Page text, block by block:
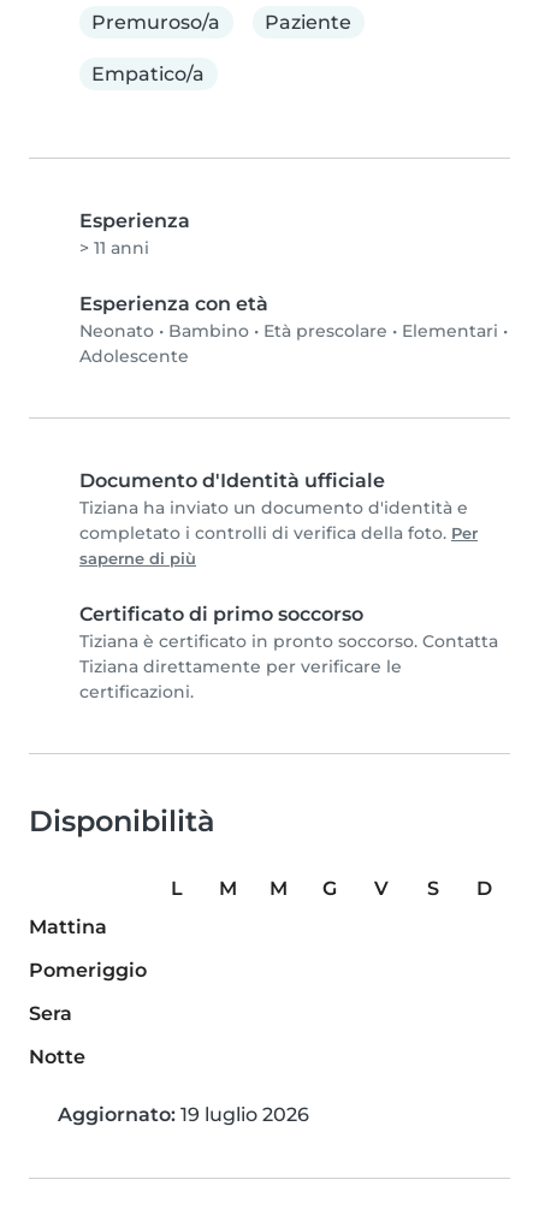
Premuroso/a
Paziente
Empatico/a
Esperienza
> 11 anni
Esperienza con età
Neonato • Bambino • Età prescolare • Elementari •
Adolescente
Documento d'Identità ufficiale
Tiziana ha inviato un documento d'identità e
completato i controlli di verifica della foto. Per
saperne di più
Certificato di primo soccorso
Tiziana è certificato in pronto soccorso. Contatta
Tiziana direttamente per verificare le
certificazioni.
Disponibilità
L M M G V S
D
Mattina
Pomeriggio
Sera
Notte
Aggiornato: 19 luglio 2026